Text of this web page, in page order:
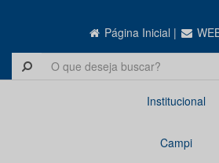
Página Inicial |
Institucional
Campi